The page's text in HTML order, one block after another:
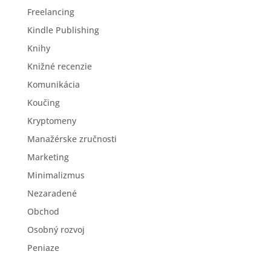
Freelancing
Kindle Publishing
Knihy
Knižné recenzie
Komunikácia
Koučing
Kryptomeny
Manažérske zručnosti
Marketing
Minimalizmus
Nezaradené
Obchod
Osobný rozvoj
Peniaze